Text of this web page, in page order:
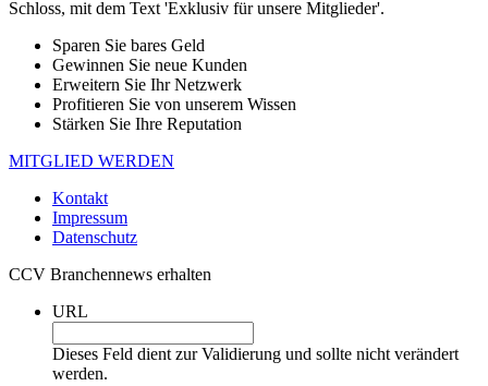
Sparen Sie bares Geld
Gewinnen Sie neue Kunden
Erweitern Sie Ihr Netzwerk
Profitieren Sie von unserem Wissen
Stärken Sie Ihre Reputation
MITGLIED WERDEN
Kontakt
Impressum
Datenschutz
CCV Branchennews erhalten
URL
Dieses Feld dient zur Validierung und sollte nicht verändert
werden.